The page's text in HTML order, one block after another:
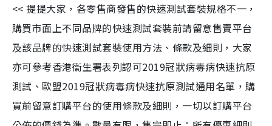
<< 提提大家，各零售商發售的快速測試套裝規格不一，
購買市面上不同品牌的快速測試套裝前請留意售賣平台
及該品牌的快速測試套裝使用方法、條款及細則，大家
亦可參考香港衞生署表列認可2019冠狀病毒病快速抗原
測試、歐盟2019冠狀病毒病快速抗原測試通用名單，購
買前留意訂購平台的使用條款及細則，一切以訂購平台